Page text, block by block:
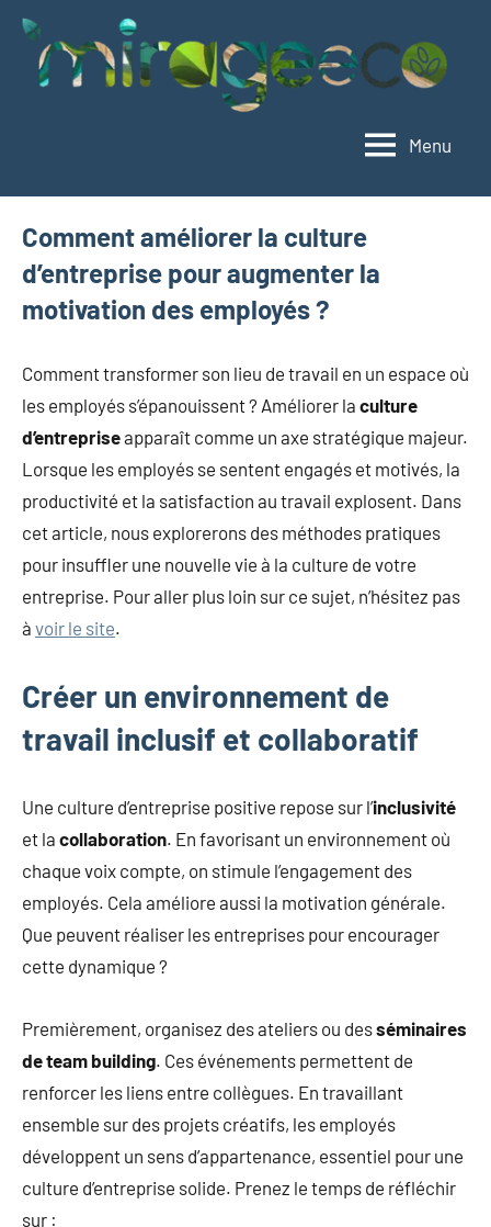
Aller
contenu
mieux
Menu
Comment améliorer la culture
d’entreprise pour augmenter la
motivation des employés ?
Comment transformer son lieu de travail en un espace où
les employés s’épanouissent ? Améliorer la culture
d’entrepriseapparaît comme un axe stratégique majeur.
Lorsque les employés se sentent engagés et motivés, la
productivité et la satisfaction au travail explosent. Dans
cet article, nous explorerons des méthodes pratiques
pour insuffler une nouvelle vie à la culture de votre
entreprise. Pour aller plus loin sur ce sujet, n’hésitez pas
à voir le site.
Créer un environnement de
travail inclusif et collaboratif
Une culture d’entreprise positive repose sur l’inclusivité
et la collaboration. En favorisant un environnement où
chaque voix compte, on stimule l’engagement des
employés. Cela améliore aussi la motivation générale.
Que peuvent réaliser les entreprises pour encourager
cette dynamique ?
Premièrement, organisez des ateliers ou desséminaires
de team building. Ces événements permettent de
renforcer les liens entre collègues. En travaillant
ensemble sur des projets créatifs, les employés
développent un sens d’appartenance, essentiel pour une
culture d’entreprise solide. Prenez le temps de réfléchir
sur :